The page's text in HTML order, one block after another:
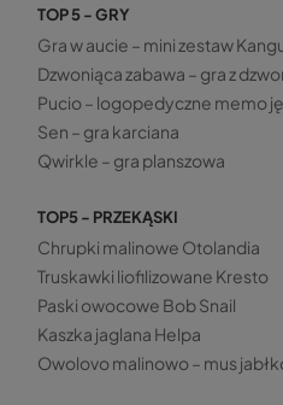
TOP 5 - GRY
Gra w aucie – mini zestaw
Dzwoniąca zabawa – gra z
Pucio – logopedyczne memo
Sen – gra karciana
Qwirkle – gra planszowa
TOP5 - PRZEKĄSKI
Chrupki malinowe Otolandia
Truskawki liofilizowane Kresto
Paski owocowe Bob Snail
Kaszka jaglana Helpa
Owolovo malinowo – mus